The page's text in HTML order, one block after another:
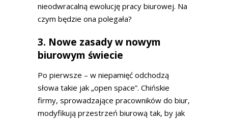
nieodwracalną ewolucję pracy biurowej. Na
czym będzie ona polegała?
3. Nowe zasady w nowym
biurowym świecie
Po pierwsze – w niepamięć odchodzą
słowa takie jak „open space”. Chińskie
firmy, sprowadzające pracowników do biur,
modyfikują przestrzeń biurową tak, by jak